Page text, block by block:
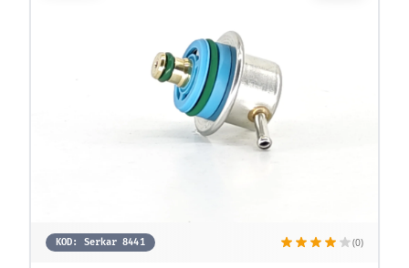
KOD: Serkar 8441 (0)